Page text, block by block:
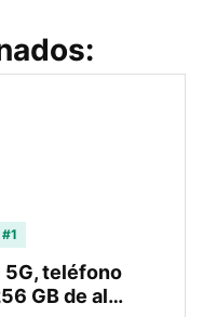
5G, teléfono
GB de al…